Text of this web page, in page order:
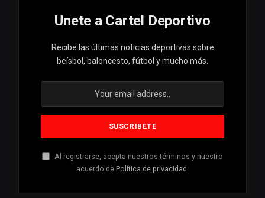
Unete a Cartel Deportivo
Recibe las últimas noticias deportivas sobre
beísbol, baloncesto, fútbol y mucho más.
Al registrarse, acepta nuestros términos y nuestro
acuerdo de Política de privacidad .